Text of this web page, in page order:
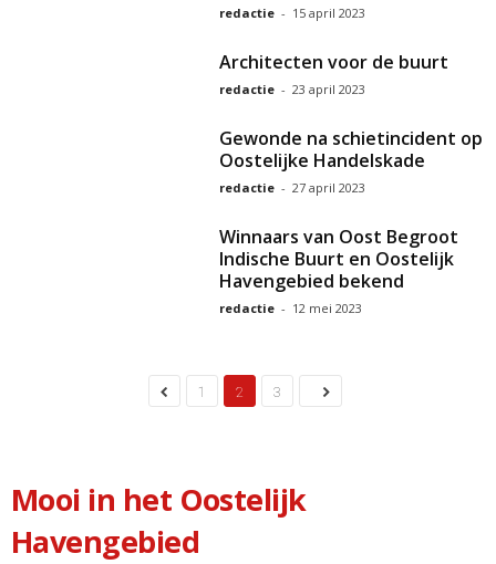
redactie - 15 april 2023
Architecten voor de buurt
redactie - 23 april 2023
Gewonde na schietincident op
Oostelijke Handelskade
redactie - 27 april 2023
Winnaars van Oost Begroot
Indische Buurt en Oostelijk
Havengebied bekend
redactie - 12 mei 2023
1 2 3
Mooi in het Oostelijk
Havengebied